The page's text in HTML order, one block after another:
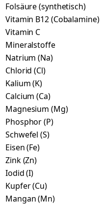
Folsäure (synthetisch)
Vitamin B12 (Cobalamine)
Vitamin C
Mineralstoffe
Natrium (Na)
Chlorid (Cl)
Kalium (K)
Calcium (Ca)
Magnesium (Mg)
Phosphor (P)
Schwefel (S)
Eisen (Fe)
Zink (Zn)
Iodid (I)
Kupfer (Cu)
Mangan (Mn)